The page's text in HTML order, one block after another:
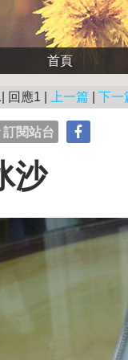
首頁
回應1 | 上一篇 下一
訂閱站台
沙